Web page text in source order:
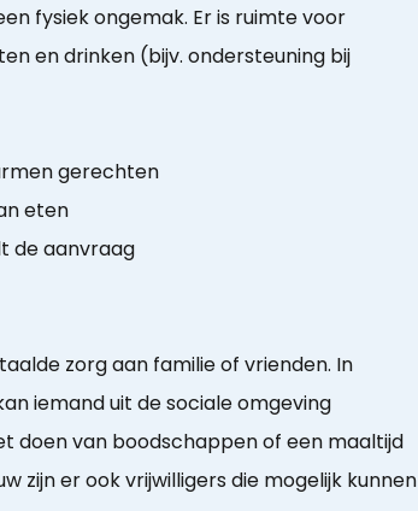
fysiek ongemak. Er is ruimte voor
en drinken (bijv. ondersteuning bij
gerechten
eten
de aanvraag
zorg aan familie of vrienden. In
iemand uit de sociale omgeving
doen van boodschappen of een maaltijd
zijn er ook vrijwilligers die mogelijk kunnen